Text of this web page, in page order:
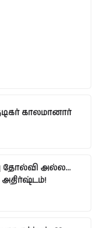
காலமானார்
தோல்வி அல்ல…
அதிர்ஷ்டம்!